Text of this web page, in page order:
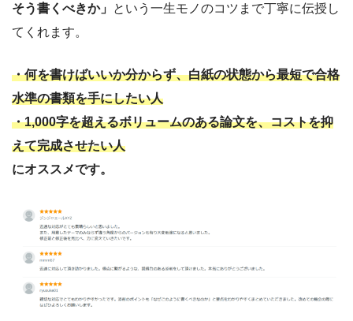
そう書くべきか」 という一生モノのコツまで丁寧に伝授し
てくれます。
・何を書けばいいか分からず、白紙の状態から最短で合格
水準の書類を手にしたい人
・1,000字を超えるボリュームのある論文を、コストを抑
えて完成させたい人
にオススメです。